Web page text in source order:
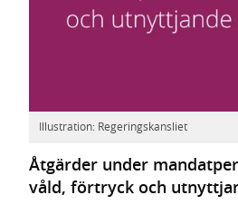
Illustration: Regeringskansliet
Åtgärder under
våld, förtryck och